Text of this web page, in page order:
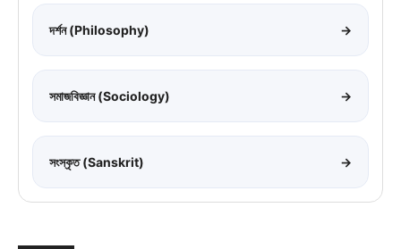
দর্শন (Philosophy) →
সমাজবিজ্ঞান (Sociology) →
সংস্কৃত (Sanskrit) →